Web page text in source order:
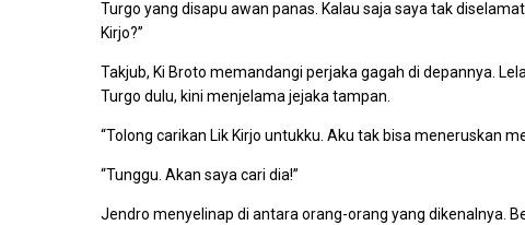
Turgo yang disapu awan panas. Kalau saja saya tak
Kirjo?”
Takjub, Ki Broto memandangi perjaka gagah di depannya.
Turgo dulu, kini menjelama jejaka tampan.
“Tolong carikan Lik Kirjo untukku. Aku tak bisa meneruskan
“Tunggu. Akan saya cari dia!”
Jendro menyelinap di antara orang-orang yang dikenalnya.